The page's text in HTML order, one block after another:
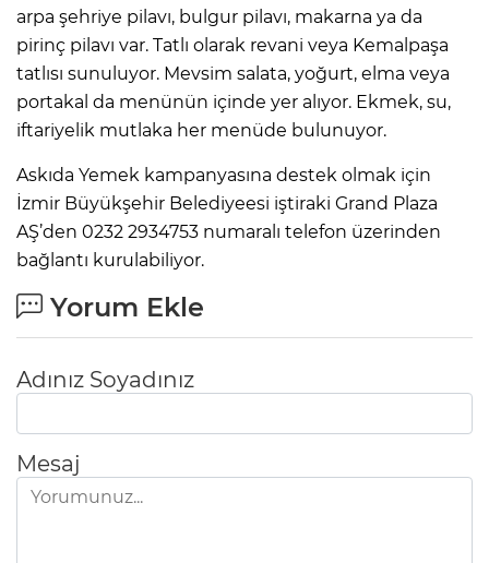
arpa şehriye pilavı, bulgur pilavı, makarna ya da
pirinç pilavı var. Tatlı olarak revani veya Kemalpaşa
tatlısı sunuluyor. Mevsim salata, yoğurt, elma veya
portakal da menünün içinde yer alıyor. Ekmek, su,
iftariyelik mutlaka her menüde bulunuyor.
Askıda Yemek kampanyasına destek olmak için
İzmir Büyükşehir Belediyeesi iştiraki Grand Plaza
AŞ’den 0232 2934753 numaralı telefon üzerinden
bağlantı kurulabiliyor.
Yorum Ekle
Adınız Soyadınız
Mesaj